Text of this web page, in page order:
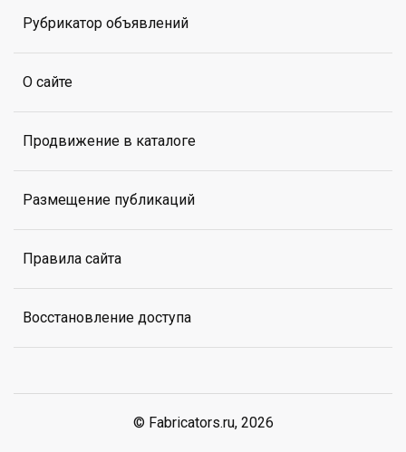
Рубрикатор объявлений
О сайте
Продвижение в каталоге
Размещение публикаций
Правила сайта
Восстановление доступа
© Fabricators.ru, 2026